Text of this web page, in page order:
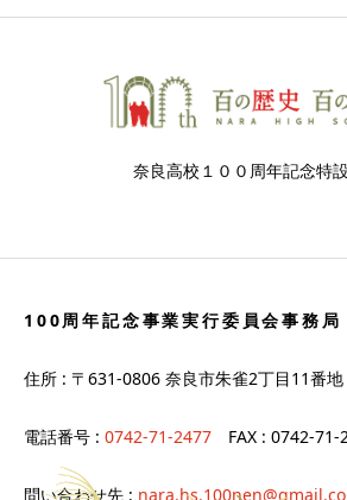
奈良高校１００周年記念特
100周年記念事業実行委員会事務局
住所 : 〒631-0806 奈良市朱雀2丁目11番地
電話番号 : 0742-71-2477 FAX : 0742-71-
問い合わせ先 :